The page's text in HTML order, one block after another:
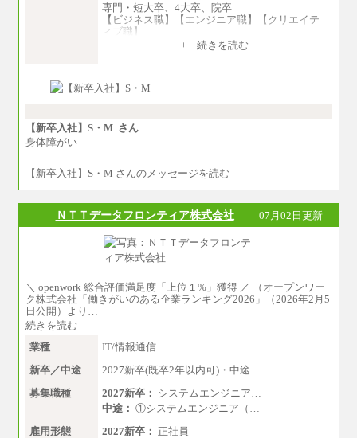
専門・短大卒、4大卒、院卒
【ビジネス職】【エンジニア職】【クリエイテ
ィブ職】
①月給：270,000円～320,000円
⑤⑥月給：225,000円～300,000円
※試用期間中も給与に変更はございません。
+ 続きを読む
【新卒入社】S・M さん
身体障がい
【新卒入社】S・M さんのメッセージを読む
ＮＴＴデータフロンティア株式会社 07月02日更新
＼ openwork 総合評価満足度「上位１%」獲得 ／ （オープンワー
ク株式会社「働きがいのある企業ランキング2026」（2026年2月5
日公開）より…
続きを読む
業種
IT/情報通信
新卒／中途
2027新卒(既卒2年以内可)・中途
募集職種
2027新卒： システムエンジニア…
中途： ①システムエンジニア（…
雇用形態
2027新卒： 正社員